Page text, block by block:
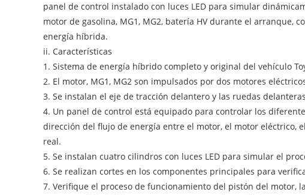
panel de control instalado con luces LED para simular
motor de gasolina, MG1, MG2, batería HV durante el arranque,
energía híbrida.
ii. Características
1. Sistema de energía híbrido completo y original del vehículo
2. El motor, MG1, MG2 son impulsados ​​por dos motores
3. Se instalan el eje de tracción delantero y las ruedas
4. Un panel de control está equipado para controlar los
dirección del flujo de energía entre el motor, el motor eléctrico,
real.
5. Se instalan cuatro cilindros con luces LED para simular el
6. Se realizan cortes en los componentes principales para
7. Verifique el proceso de funcionamiento del pistón del motor,